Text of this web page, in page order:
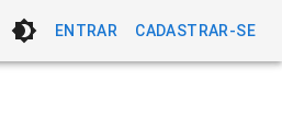
ENTRAR CADASTRAR-SE